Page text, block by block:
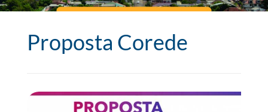
Proposta Corede